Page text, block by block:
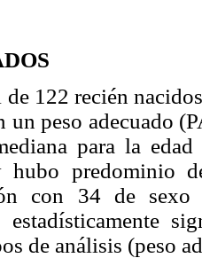
122 recién
un peso adecuado
para la
hubo predominio
con 34 de
estadísticamente
de análisis (peso